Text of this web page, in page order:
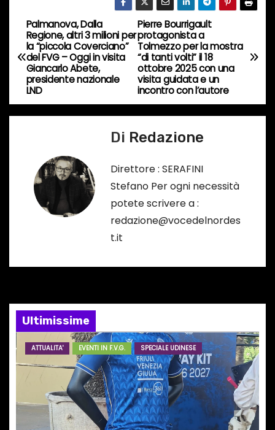
r
s
o
…
N
a
v
i
n
a
r
t
c
Pierre Bourrigault
protagonista a
Tolmezzo per la mostra
“di tanti volti” il 18
ottobre 2025 con una
visita guidata e un
incontro con l’autore
Palmanova, Dalla
Regione, altri 3 milioni per
la “piccola Coverciano”
del FVG – Oggi in visita
Giancarlo Abete,
presidente nazionale
LND
Di Redazione
Direttore : SERAFINI
Stefano Per ogni necessità
potete scrivere a :
redazione@vocedelnordes
t.it
Ultimissime
ATTUALITA' EVENTI IN F.V.G. SPECIALE UDINESE